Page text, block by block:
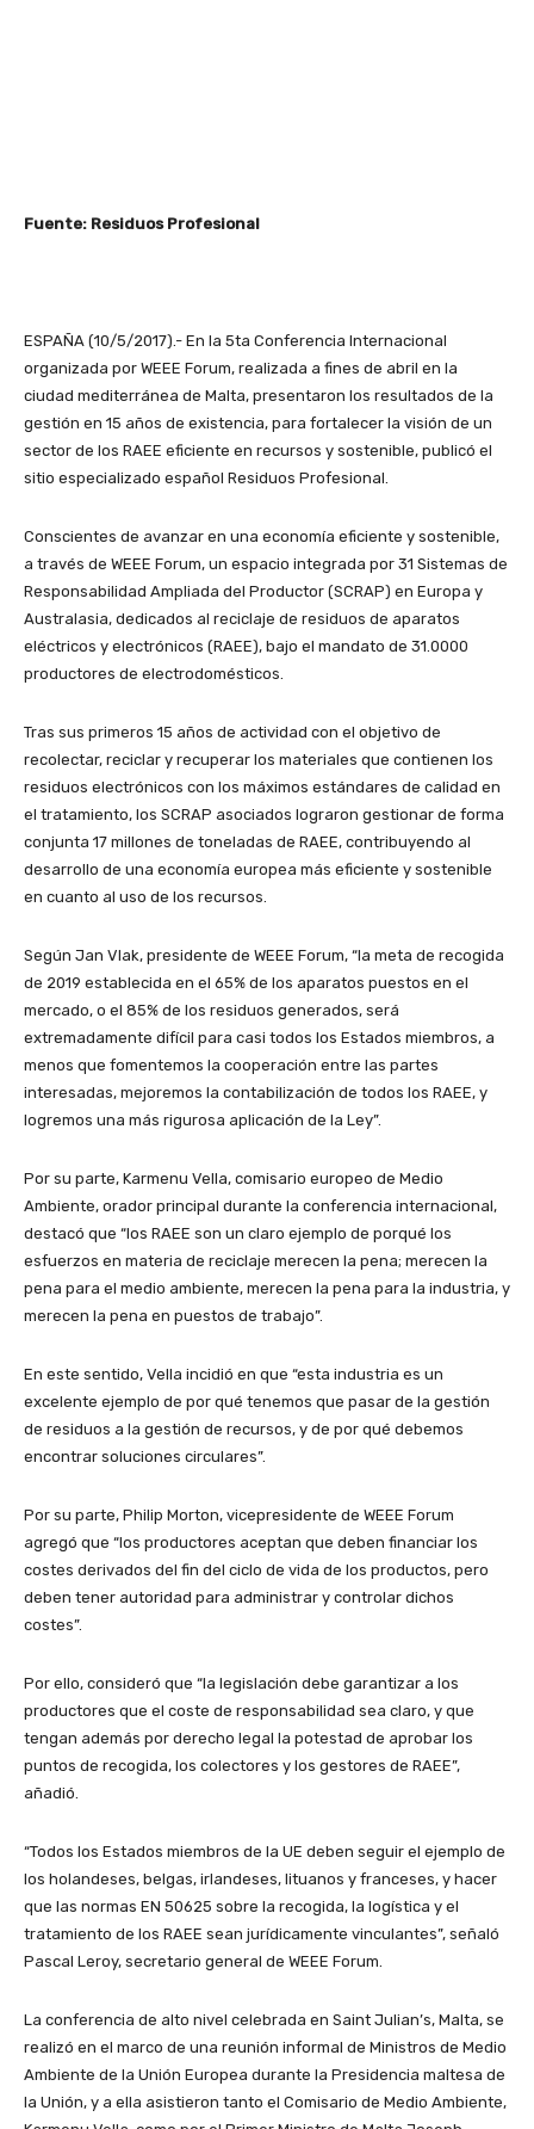
Fuente: Residuos Profesional
ESPAÑA (10/5/2017).- En la 5ta Conferencia Internacional
organizada por WEEE Forum, realizada a fines de abril en la
ciudad mediterránea de Malta, presentaron los resultados de la
gestión en 15 años de existencia, para fortalecer la visión de un
sector de los RAEE eficiente en recursos y sostenible, publicó el
sitio especializado español Residuos Profesional.
Conscientes de avanzar en una economía eficiente y sostenible,
a través de WEEE Forum, un espacio integrada por 31 Sistemas de
Responsabilidad Ampliada del Productor (SCRAP) en Europa y
Australasia, dedicados al reciclaje de residuos de aparatos
eléctricos y electrónicos (RAEE), bajo el mandato de 31.0000
productores de electrodomésticos.
Tras sus primeros 15 años de actividad con el objetivo de
recolectar, reciclar y recuperar los materiales que contienen los
residuos electrónicos con los máximos estándares de calidad en
el tratamiento, los SCRAP asociados lograron gestionar de forma
conjunta 17 millones de toneladas de RAEE, contribuyendo al
desarrollo de una economía europea más eficiente y sostenible
en cuanto al uso de los recursos.
Según Jan Vlak, presidente de WEEE Forum, “la meta de recogida
de 2019 establecida en el 65% de los aparatos puestos en el
mercado, o el 85% de los residuos generados, será
extremadamente difícil para casi todos los Estados miembros, a
menos que fomentemos la cooperación entre las partes
interesadas, mejoremos la contabilización de todos los RAEE, y
logremos una más rigurosa aplicación de la Ley”.
Por su parte, Karmenu Vella, comisario europeo de Medio
Ambiente, orador principal durante la conferencia internacional,
destacó que “los RAEE son un claro ejemplo de porqué los
esfuerzos en materia de reciclaje merecen la pena; merecen la
pena para el medio ambiente, merecen la pena para la industria, y
merecen la pena en puestos de trabajo”.
En este sentido, Vella incidió en que “esta industria es un
excelente ejemplo de por qué tenemos que pasar de la gestión
de residuos a la gestión de recursos, y de por qué debemos
encontrar soluciones circulares”.
Por su parte, Philip Morton, vicepresidente de WEEE Forum
agregó que “los productores aceptan que deben financiar los
costes derivados del fin del ciclo de vida de los productos, pero
deben tener autoridad para administrar y controlar dichos
costes”.
Por ello, consideró que “la legislación debe garantizar a los
productores que el coste de responsabilidad sea claro, y que
tengan además por derecho legal la potestad de aprobar los
puntos de recogida, los colectores y los gestores de RAEE”,
añadió.
“Todos los Estados miembros de la UE deben seguir el ejemplo de
los holandeses, belgas, irlandeses, lituanos y franceses, y hacer
que las normas EN 50625 sobre la recogida, la logística y el
tratamiento de los RAEE sean jurídicamente vinculantes”, señaló
Pascal Leroy, secretario general de WEEE Forum.
La conferencia de alto nivel celebrada en Saint Julian’s, Malta, se
realizó en el marco de una reunión informal de Ministros de Medio
Ambiente de la Unión Europea durante la Presidencia maltesa de
la Unión, y a ella asistieron tanto el Comisario de Medio Ambiente,